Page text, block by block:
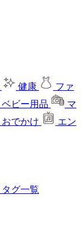
健康
ファ
ベビー用品
マ
おでかけ
エン
タグ一覧